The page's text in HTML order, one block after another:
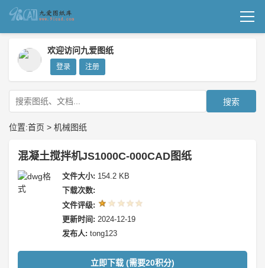
机械图纸
成套图纸
技术文档
我要上传
欢迎访问九爱图纸
登录 注册
搜索
位置:首页 > 机械图纸
混凝土搅拌机JS1000C-000CAD图纸
文件大小: 154.2 KB
下载次数:
文件评级:
更新时间: 2024-12-19
发布人: tong123
立即下载 (需要20积分)